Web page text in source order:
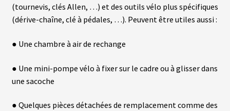
(tournevis, clés Allen, …) et des outils vélo plus spécifiques
(dérive-chaîne, clé à pédales, …). Peuvent être utiles aussi :
● Une chambre à air de rechange
● Une mini-pompe vélo à fixer sur le cadre ou à glisser dans
une sacoche
● Quelques pièces détachées de remplacement comme des